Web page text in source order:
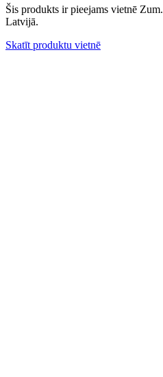
Šis produkts ir pieejams vietnē
Latvijā.
Skatīt produktu vietnē